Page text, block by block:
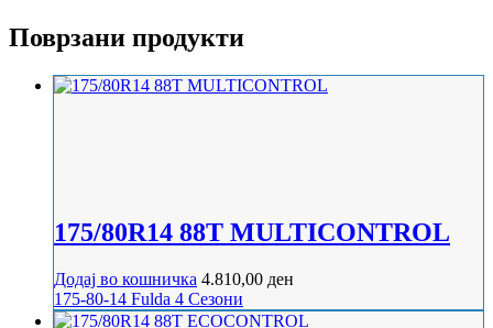
Поврзани продукти
175/80R14 88T MULTICONTROL
Додај во кошничка 4.810,00 ден
175-80-14 Fulda 4 Сезони